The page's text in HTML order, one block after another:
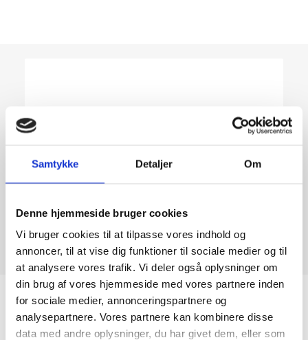
Samtykke Detaljer Om
Denne hjemmeside bruger cookies
Vi bruger cookies til at tilpasse vores indhold og
annoncer, til at vise dig funktioner til sociale medier og til
at analysere vores trafik. Vi deler også oplysninger om
din brug af vores hjemmeside med vores partnere inden
for sociale medier, annonceringspartnere og
analysepartnere. Vores partnere kan kombinere disse
data med andre oplysninger, du har givet dem, eller som